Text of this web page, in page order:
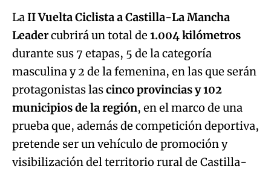
LaII Vuelta Ciclista a Castilla-La Mancha
Leadercubrirá un total de 1.004 kilómetros
durante sus 7 etapas, 5 de la categoría
masculina y 2 de la femenina, en las que serán
protagonistas lascinco provincias y 102
municipios de la región, en el marco de una
prueba que, además de competición deportiva,
pretende ser un vehículo de promoción y
visibilización del territorio rural de Castilla-